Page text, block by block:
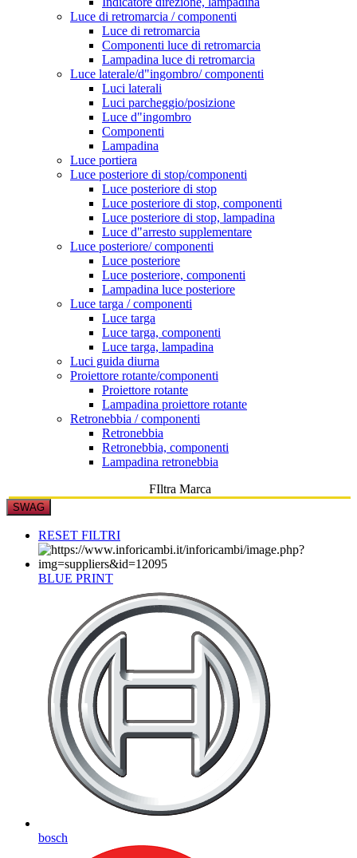
Luce di retromarcia / componenti
Luce di retromarcia
Componenti luce di retromarcia
Lampadina luce di retromarcia
Luce laterale/d"ingombro/ componenti
Luci laterali
Luci parcheggio/posizione
Luce d"ingombro
Componenti
Lampadina
Luce portiera
Luce posteriore di stop/componenti
Luce posteriore di stop
Luce posteriore di stop, componenti
Luce posteriore di stop, lampadina
Luce d"arresto supplementare
Luce posteriore/ componenti
Luce posteriore
Luce posteriore, componenti
Lampadina luce posteriore
Luce targa / componenti
Luce targa
Luce targa, componenti
Luce targa, lampadina
Luci guida diurna
Proiettore rotante/componenti
Proiettore rotante
Lampadina proiettore rotante
Retronebbia / componenti
Retronebbia
Retronebbia, componenti
Lampadina retronebbia
FIltra Marca
SWAG
RESET FILTRI
BLUE PRINT
bosch